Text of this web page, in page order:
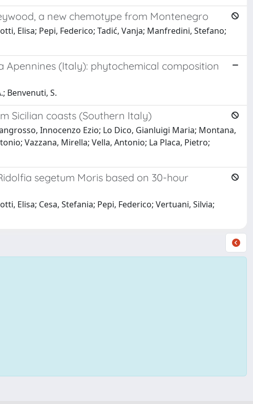
a new chemotype from Montenegro
Elisa; Pepi, Federico; Tadić, Vanja; Manfredini, Stefano;
Apennines (Italy): phytochemical composition
Benvenuti, S.
Sicilian coasts (Southern Italy)
Innocenzo Ezio; Lo Dico, Gianluigi Maria; Montana,
Vazzana, Mirella; Vella, Antonio; La Placa, Pietro;
segetum Moris based on 30-hour
Elisa; Cesa, Stefania; Pepi, Federico; Vertuani, Silvia;